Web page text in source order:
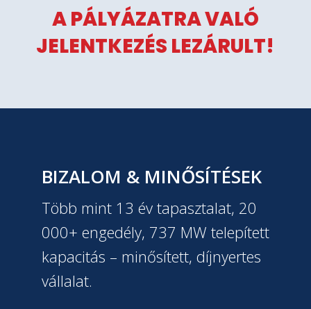
A PÁLYÁZATRA VALÓ
JELENTKEZÉS LEZÁRULT!
BIZALOM & MINŐSÍTÉSEK
Több mint 13 év tapasztalat, 20
000+ engedély, 737 MW telepített
kapacitás – minősített, díjnyertes
vállalat.